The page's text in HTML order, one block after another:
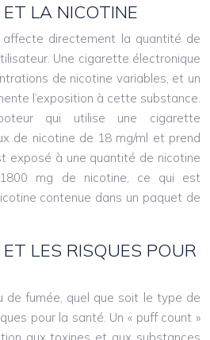
LA NICOTINE
directement la quantité de
Une cigarette électronique
de nicotine variables, et un
l’exposition à cette substance.
qui utilise une cigarette
de nicotine de 18 mg/ml et prend
exposé à une quantité de nicotine
mg de nicotine, ce qui est
contenue dans un paquet de
LES RISQUES POUR
de fumée, quel que soit le type de
pour la santé. Un « puff count »